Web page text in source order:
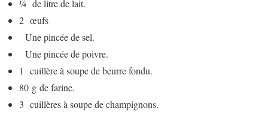
¼ de litre de lait.
2 œufs
Une pincée de sel.
Une pincée de poivre.
1 cuillère à soupe de beurre fondu.
80 g de farine.
3 cuillères à soupe de champignons.